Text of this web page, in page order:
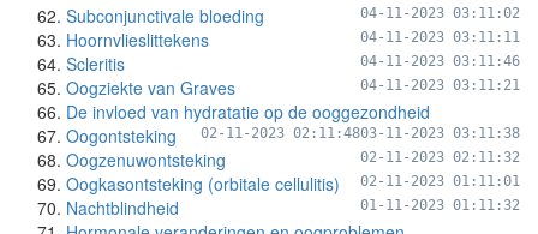
Subconjunctivale bloeding 04-11-2023 03:11:02
Hoornvlieslittekens 04-11-2023 03:11:11
Scleritis 04-11-2023 03:11:46
Oogziekte van Graves 04-11-2023 03:11:21
De invloed van hydratatie op de ooggezondheid
03-11-2023 03:11:38
Oogontsteking 02-11-2023 02:11:48
Oogzenuwontsteking 02-11-2023 02:11:32
Oogkasontsteking (orbitale cellulitis) 02-11-2023 01:11:01
Nachtblindheid 01-11-2023 01:11:32